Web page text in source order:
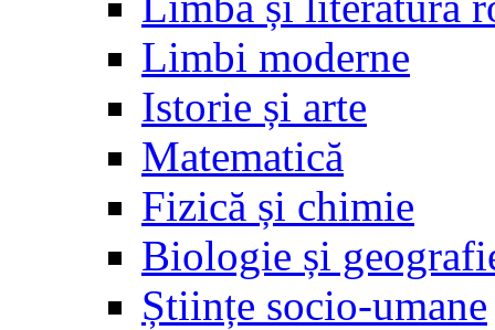
Limbi moderne
Istorie și arte
Matematică
Fizică și chimie
Biologie și
Științe socio-umane